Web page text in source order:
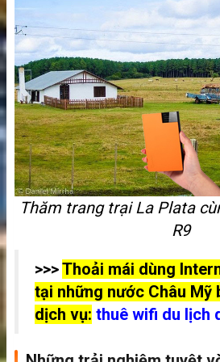
Thăm trang trại La Plata
R9
>>>Thoải mái dùng
tại những nước Châu Mỹ
dịch vụ: thuê wifi du lịch